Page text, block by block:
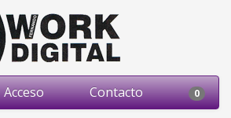
Acceso Contacto 0